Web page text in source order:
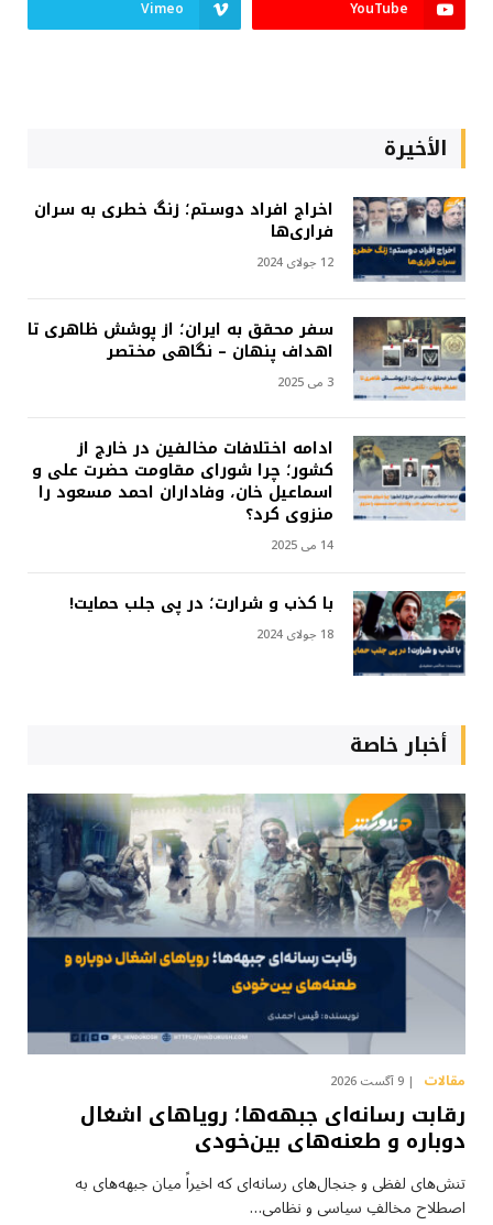
YouTube
Vimeo
الأخيرة
اخراج افراد دوستم؛ زنگ خطری به سران
فراری‌ها
12 جولای 2024
سفر محقق به ایران؛ از پوشش ظاهری تا
اهداف پنهان – نگاهی مختصر
3 می 2025
ادامه اختلافات مخالفین در خارج از
کشور؛ چرا شورای مقاومت حضرت علی و
اسماعیل خان، وفاداران احمد مسعود را
منزوی کرد؟
14 می 2025
با کذب و شرارت؛ در پی جلب حمایت!
18 جولای 2024
أخبار خاصة
مقالات 9 آگست 2026
رقابت رسانه‌ای جبهه‌ها؛ رویاهای اشغال
دوباره و طعنه‌های بین‌خودی
تنش‌های لفظی و جنجال‌های رسانه‌ای که اخیراً میان جبهه‌های به
اصطلاح مخالفِ سیاسی و نظامی…